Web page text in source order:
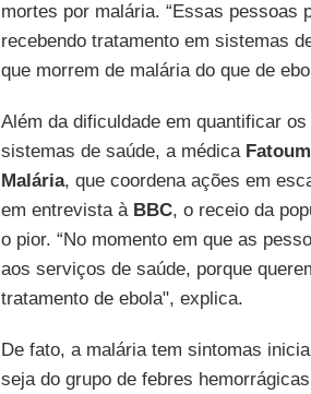
mortes por malária. “Essas pessoas
recebendo tratamento em sistemas
que morrem de malária do que de
Além da dificuldade em quantificar
sistemas de saúde, a médica
Malária, que coordena ações em
em entrevista à BBC, o receio da
o pior. “No momento em que as
aos serviços de saúde, porque
tratamento de ebola", explica.
De fato, a malária tem sintomas
seja do grupo de febres